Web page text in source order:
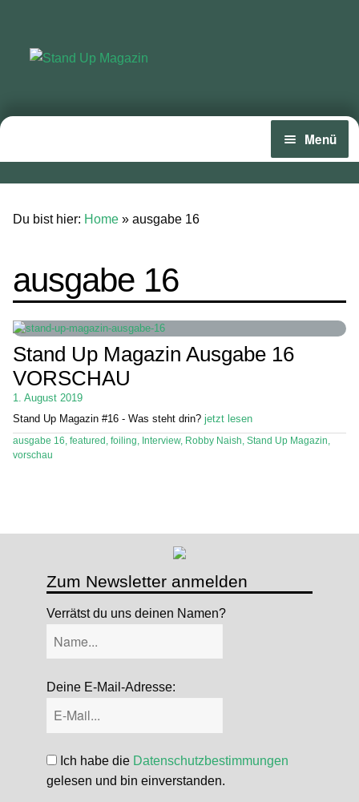
springen
springen
Menü
News
SUP-Events
Das Magazin
Stand Up Magazin TV
SPOT FINDER
Mein Konto
Zum Newsletter anmelden
Verrätst du uns deinen Namen?
Deine E-Mail-Adresse:
Ich habe die Datenschutzbestimmungen
gelesen und bin einverstanden.
Du bist hier: Home » ausgabe 16
ausgabe 16
Stand Up Magazin Ausgabe 16
VORSCHAU
1. August 2019
Stand Up Magazin #16 - Was steht drin? jetzt lesen
ausgabe 16 featured foiling Interview, Robby Naish Stand Up Magazin
vorschau